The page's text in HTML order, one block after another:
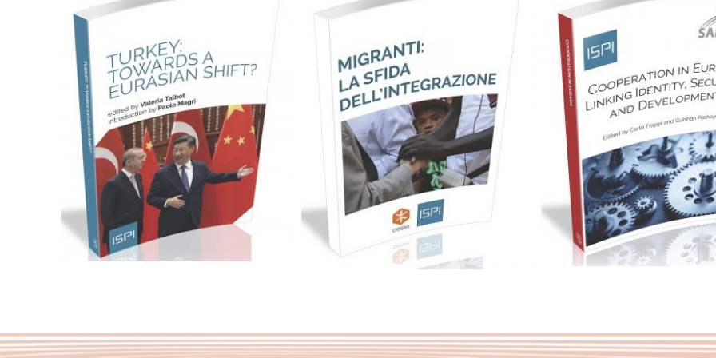
CartaceoeBook in ePub
eBook in PDF
0,00 € 12,00 €
Select options
CartaceoeBook in PDF
0,00€ 16,00€
Select options
Cartaceo
eBook in
eBook in PDF
0,00€ 12,00 €
Select options